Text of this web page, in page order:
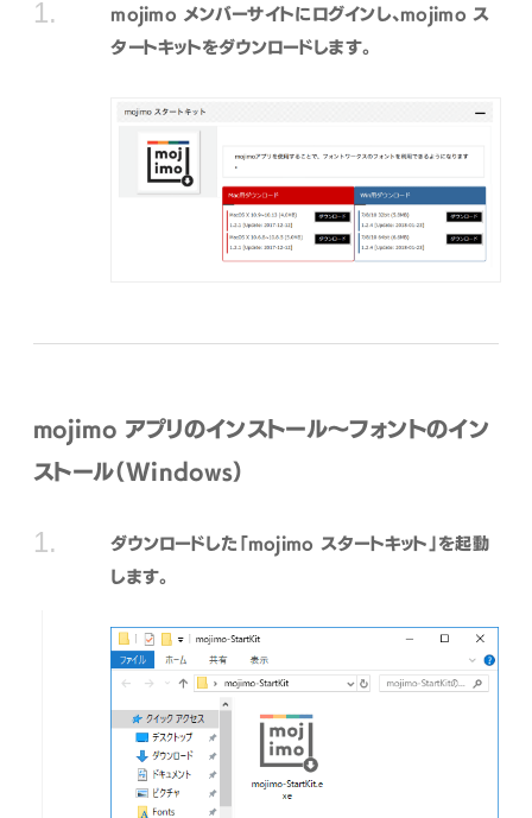
mojimo メンバーサイトにログインし、mojimo ス
タートキットをダウンロードします。
mojimo アプリのインストール〜フォントのイン
ストール（Windows）
ダウンロードした「mojimo スタートキット」を起動
します。